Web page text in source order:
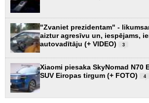
"Zvaniet prezidentam" -
aiztur agresīvu un, iespējams,
autovadītāju (+ VIDEO)
3
Xiaomi piesaka SkyNomad N70
SUV Eiropas tirgum (+ FOTO)
4